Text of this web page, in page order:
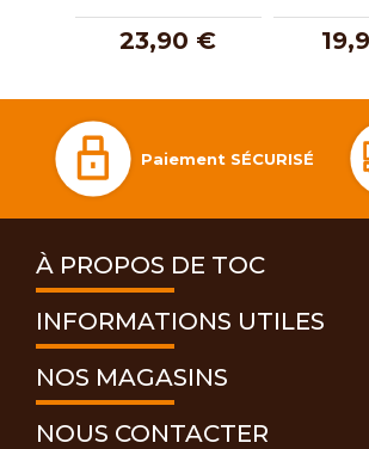
23,90 €
Paiement SÉCURISÉ
À PROPOS DE TOC
INFORMATIONS UTILES
NOS MAGASINS
NOUS CONTACTER